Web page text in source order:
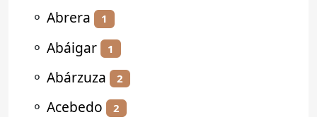
⚬ Abrera 1
⚬ Abáigar 1
⚬ Abárzuza 2
⚬ Acebedo 2